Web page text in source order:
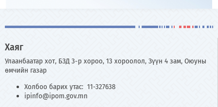
Хаяг
Улаанбаатар хот, БЗД 3-р хороо, 13 хороолол, Зүүн 4 зам, Оюуны
өмчийн газар
Холбоо барих утас: 11-327638
ipinfo@ipom.gov.mn